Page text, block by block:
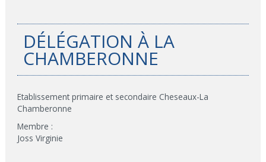
DÉLÉGATION À LA
CHAMBERONNE
Etablissement primaire et secondaire Cheseaux-La
Chamberonne
Membre :
Joss Virginie